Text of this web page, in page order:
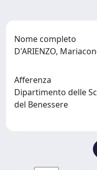
Nome completo
D'ARIENZO,
Afferenza
Dipartimento delle
del Benessere